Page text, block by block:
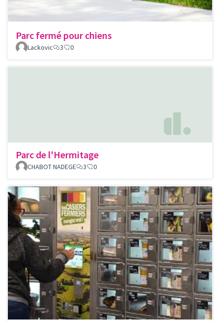
Parc fermé pour chiens
Lackovic 3 0
Parc de l'Hermitage
CHABOT NADEGE 3 0